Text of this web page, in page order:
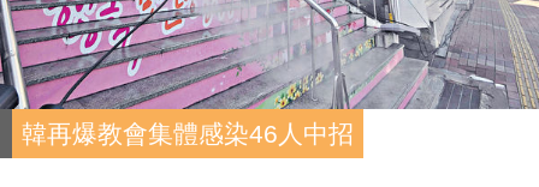
韓再爆教會集體感染46人中招